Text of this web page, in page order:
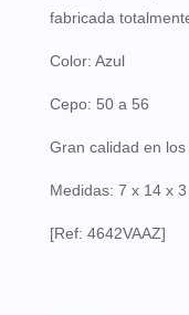
fabricada
Color: Azul
Cepo: 50 a 56
Gran calidad en los
Medidas: 7 x 14 x 3
[Ref: 4642VAAZ]